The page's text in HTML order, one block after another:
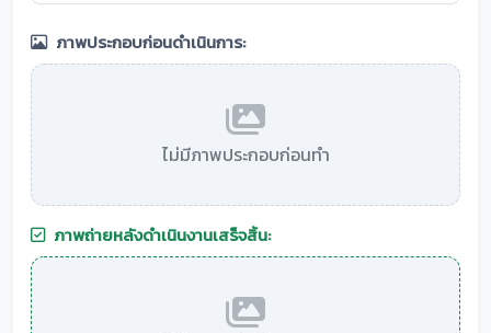
ภาพประกอบก่อนดำเนินการ:
ไม่มีภาพประกอบก่อนทำ
ภาพถ่ายหลังดำเนินงานเสร็จสิ้น: